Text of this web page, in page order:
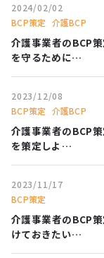
2024/02/02
BCP策定 介護BCP
介護事業者のBCP
を守るために…
2023/12/08
BCP策定 介護BCP
介護事業者のBCP
を策定しよ…
2023/11/17
BCP策定
介護事業者のBCP
けておきたい…